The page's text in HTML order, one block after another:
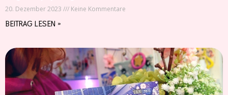
20. Dezember 2023 Keine Kommentare
BEITRAG LESEN »